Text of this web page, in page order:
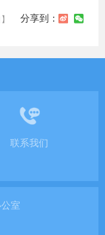
分享到：
联系我们
室